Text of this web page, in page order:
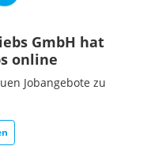
GmbH hat
online
Jobangebote zu